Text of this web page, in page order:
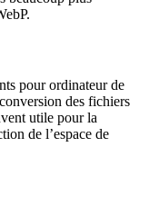
pour ordinateur de
des fichiers
utile pour la
de l’espace de